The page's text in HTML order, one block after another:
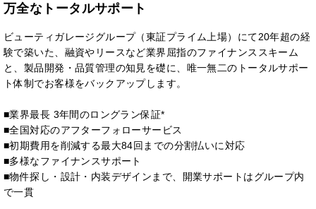
万全なトータルサポート
ビューティガレージグループ（東証プライム上場）にて20年超の経
験で築いた、融資やリースなど業界屈指のファイナンススキーム
と、製品開発・品質管理の知見を礎に、唯一無二のトータルサポー
ト体制でお客様をバックアップします。
■業界最長 3年間のロングラン保証*
■全国対応のアフターフォローサービス
■初期費用を削減する最大84回までの分割払いに対応
■多様なファイナンスサポート
■物件探し・設計・内装デザインまで、開業サポートはグループ内
で一貫